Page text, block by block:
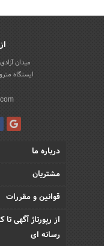
میدان
ایستگاه
درباره ما
مشتریان
قوانین و مقررات
از رپورتاژ آگهی تا
رسانه ای